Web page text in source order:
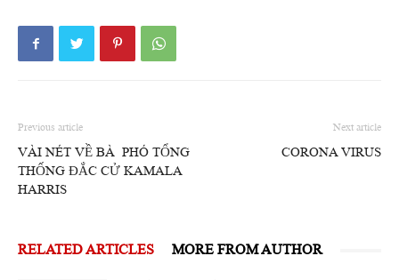
Previous article
VÀI NÉT VỀ BÀ PHÓ TỔNG
THỐNG ĐẮC CỬ KAMALA
HARRIS
Next article
CORONA VIRUS
RELATED ARTICLES MORE FROM AUTHOR